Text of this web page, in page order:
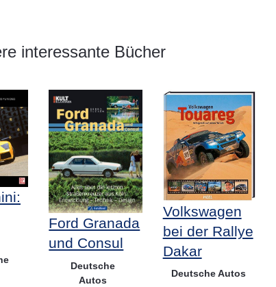
interessante Bücher
Ford Granada
und Consul
Deutsche
Autos
Volkswagen
bei der Rallye
Dakar
Deutsche Autos